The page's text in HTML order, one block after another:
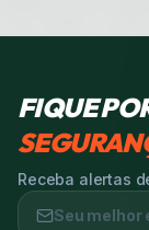
FIQUE
Receba alertas